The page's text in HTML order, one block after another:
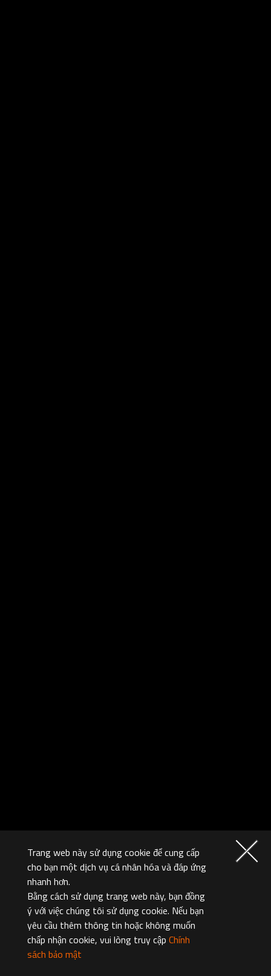
Trang web này sử dụng cookie để cung cấp
cho bạn một dịch vụ cá nhân hóa và đáp ứng
nhanh hơn.
Bằng cách sử dụng trang web này, bạn đồng
ý với việc chúng tôi sử dụng cookie. Nếu bạn
yêu cầu thêm thông tin hoặc không muốn
chấp nhận cookie, vui lòng truy cập Chính
sách bảo mật